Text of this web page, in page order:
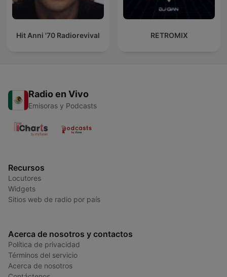
Hit Anni '70 Radiorevival RETROMIX
Radio en Vivo
Emisoras y Podcasts
Recursos
Locutores
Widgets
Sitios web de radio por país
Acerca de nosotros y contactos
Política de privacidad
Términos del servicio
Acerca de nosotros